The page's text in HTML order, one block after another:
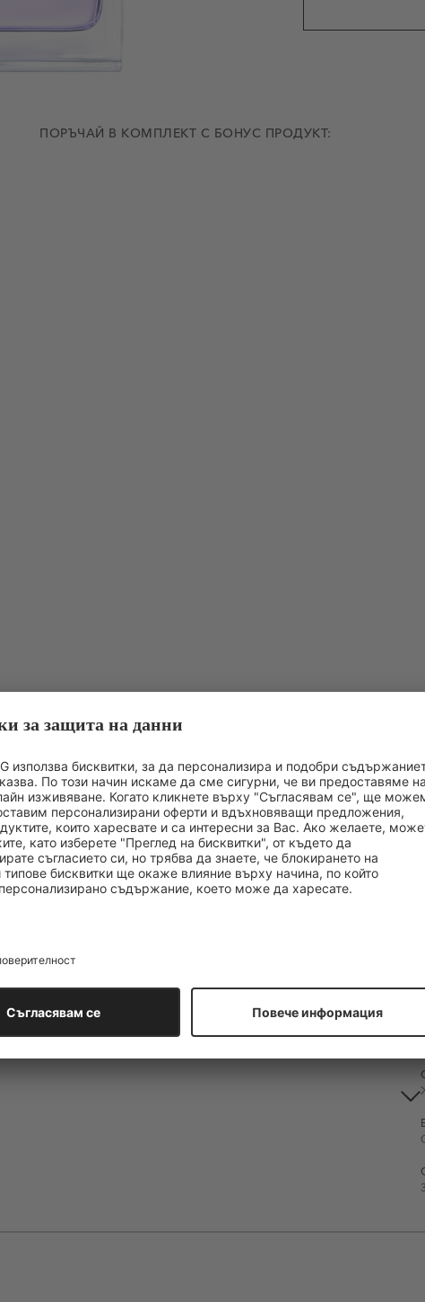
ПОРЪЧАЙ В КОМПЛЕКТ С БОНУС ПРОДУКТ:
МНОЖЕСТВО ПОДАРЪЦИ С ПОКУПКА
ИНФОРМАЦИЯ ЗА ПРОИЗВОДИТЕЛЯ ОЦЕНКА НА
преминават в цъвтяща плодова женственост в сърцето на
иланг. Ванилия, мускус, сандалово дърво и ценно пачули се